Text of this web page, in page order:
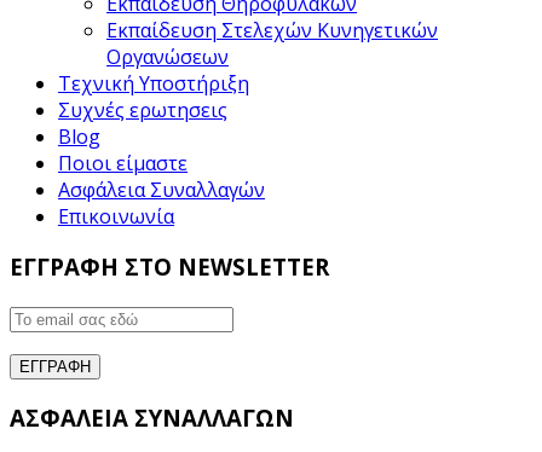
Εκπαίδευση Στελεχών Κυνηγετικών
Οργανώσεων
Τεχνική Υποστήριξη
Συχνές ερωτησεις
Blog
Ποιοι είμαστε
Ασφάλεια Συναλλαγών
Επικοινωνία
ΕΓΓΡΑΦΗ ΣΤΟ NEWSLETTER
ΑΣΦΑΛΕΙΑ ΣΥΝΑΛΛΑΓΩΝ